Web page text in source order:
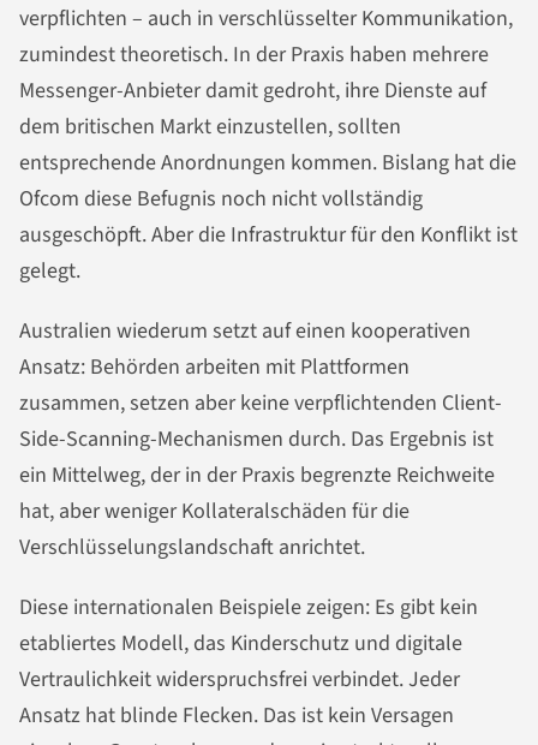
verpflichten – auch in verschlüsselter Kommunikation,
zumindest theoretisch. In der Praxis haben mehrere
Messenger-Anbieter damit gedroht, ihre Dienste auf
dem britischen Markt einzustellen, sollten
entsprechende Anordnungen kommen. Bislang hat die
Ofcom diese Befugnis noch nicht vollständig
ausgeschöpft. Aber die Infrastruktur für den Konflikt ist
gelegt.
Australien wiederum setzt auf einen kooperativen
Ansatz: Behörden arbeiten mit Plattformen
zusammen, setzen aber keine verpflichtenden Client-
Side-Scanning-Mechanismen durch. Das Ergebnis ist
ein Mittelweg, der in der Praxis begrenzte Reichweite
hat, aber weniger Kollateralschäden für die
Verschlüsselungslandschaft anrichtet.
Diese internationalen Beispiele zeigen: Es gibt kein
etabliertes Modell, das Kinderschutz und digitale
Vertraulichkeit widerspruchsfrei verbindet. Jeder
Ansatz hat blinde Flecken. Das ist kein Versagen